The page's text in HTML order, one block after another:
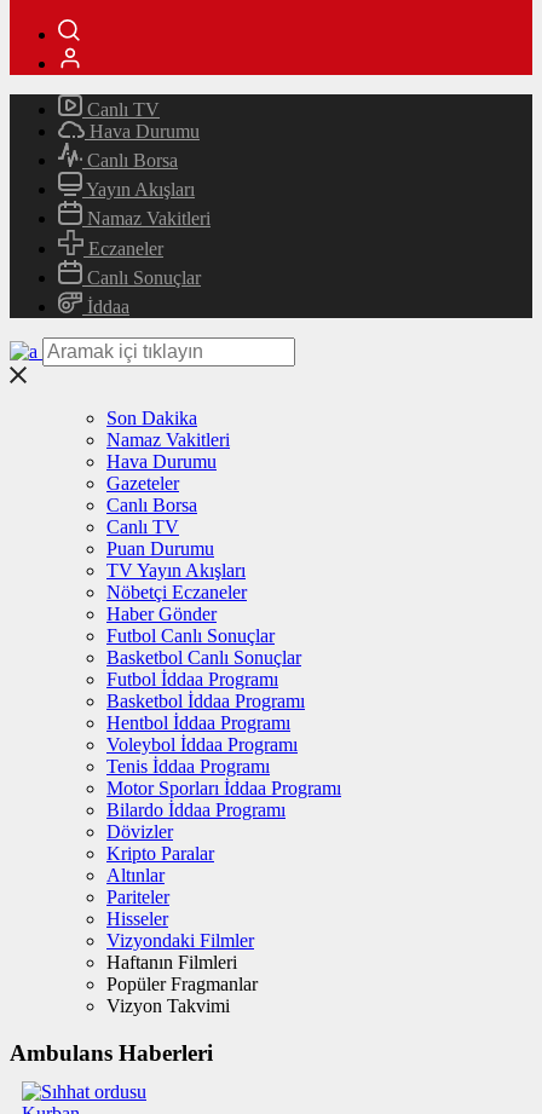
Canlı TV
Hava Durumu
Canlı Borsa
Yayın Akışları
Namaz Vakitleri
Eczaneler
Canlı Sonuçlar
İddaa
Son Dakika
Namaz Vakitleri
Hava Durumu
Gazeteler
Canlı Borsa
Canlı TV
Puan Durumu
TV Yayın Akışları
Nöbetçi Eczaneler
Haber Gönder
Futbol Canlı Sonuçlar
Basketbol Canlı Sonuçlar
Futbol İddaa Programı
Basketbol İddaa Programı
Hentbol İddaa Programı
Voleybol İddaa Programı
Tenis İddaa Programı
Motor Sporları İddaa Programı
Bilardo İddaa Programı
Dövizler
Kripto Paralar
Altınlar
Pariteler
Hisseler
Vizyondaki Filmler
Haftanın Filmleri
Popüler Fragmanlar
Vizyon Takvimi
Ambulans Haberleri